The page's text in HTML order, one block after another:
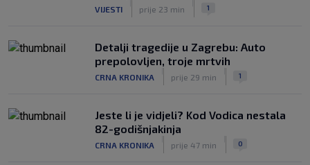
VIJESTI prije 23 min 1
Detalji tragedije u Zagrebu: Auto
prepolovljen, troje mrtvih
CRNA KRONIKA prije 29 min 1
Jeste li je vidjeli? Kod Vodica nestala
82-godišnjakinja
CRNA KRONIKA prije 47 min 0